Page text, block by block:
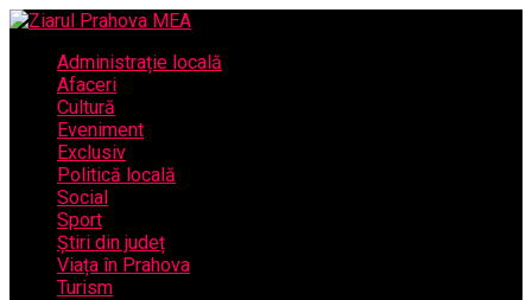
Administrație locală
Afaceri
Cultură
Eveniment
Exclusiv
Politică locală
Social
Sport
Știri din județ
Viața în Prahova
Turism